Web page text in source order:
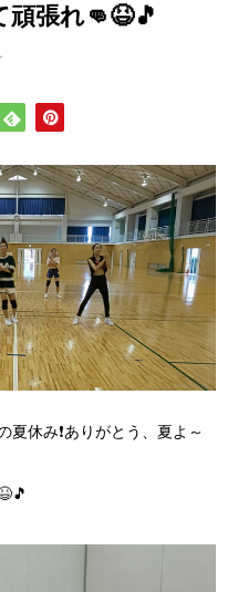
張れ👊😆🎵
休み❗️ありがとう、夏よ～